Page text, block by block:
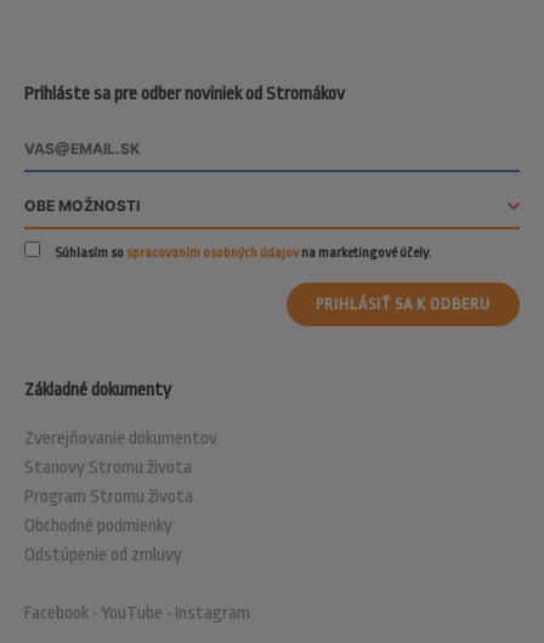
Základné dokumenty
Zverejňovanie dokumentov
Stanovy Stromu života
Program Stromu života
Obchodné podmienky
Odstúpenie od zmluvy
Facebook • YouTube • Instagram
Prihláste sa pre odber noviniek od Stromákov
Súhlasím so spracovaním osobných údajovna marketingové účely.
PRIHLÁSIŤ SA K ODBERU